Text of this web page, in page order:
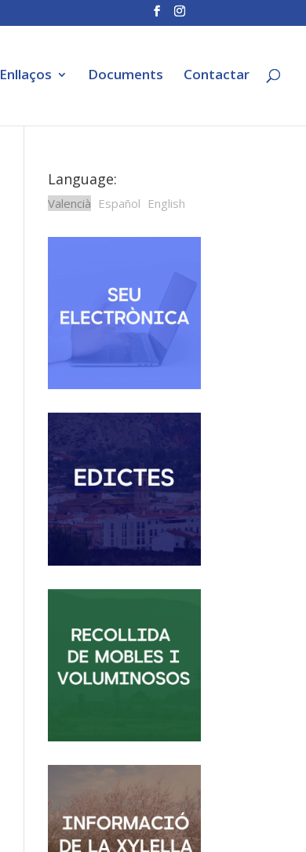
Enllaços Documents Contactar
Language:
Valencià Español English